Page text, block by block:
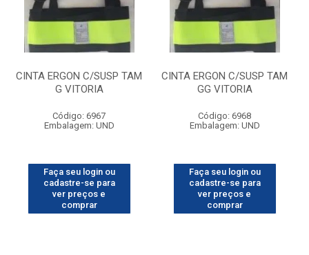
CINTA ERGON C/SUSP TAM
G VITORIA
Código: 6967
Embalagem: UND
Faça seu login ou
cadastre-se para
ver preços e
comprar
CINTA ERGON C/SUSP TAM
GG VITORIA
Código: 6968
Embalagem: UND
Faça seu login ou
cadastre-se para
ver preços e
comprar